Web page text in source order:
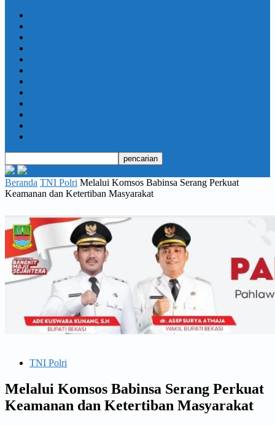
Beranda TNI Polri Melalui Komsos Babinsa Serang Perkuat
Keamanan dan Ketertiban Masyarakat
TNI Polri
Melalui Komsos Babinsa Serang Perkuat
Keamanan dan Ketertiban Masyarakat